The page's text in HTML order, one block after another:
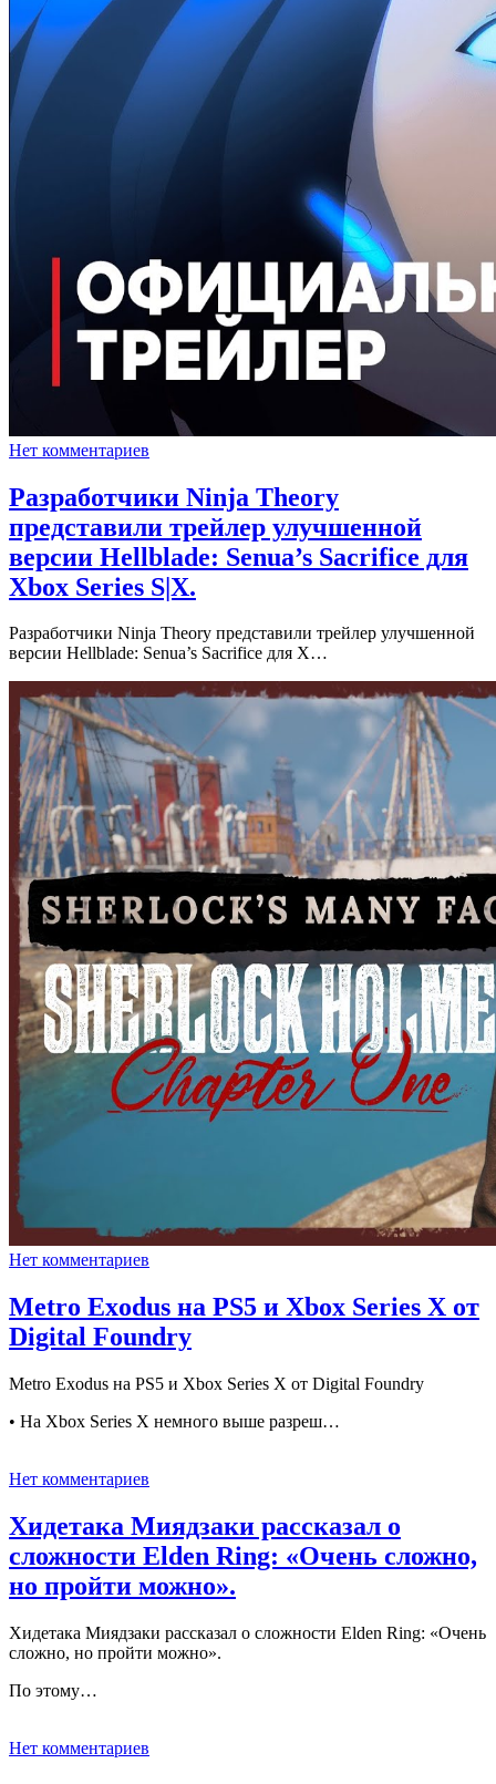
Нет комментариев
Разработчики Ninja Theory
представили трейлер улучшенной
версии Hellblade: Senua’s Sacrifice для
Xbox Series S|X.
Разработчики Ninja Theory представили трейлер улучшенной
версии Hellblade: Senua’s Sacrifice для X…
Нет комментариев
Metro Exodus на PS5 и Xbox Series X от
Digital Foundry
Metro Exodus на PS5 и Xbox Series X от Digital Foundry
• На Xbox Series X немного выше разреш…
Нет комментариев
Хидетака Миядзаки рассказал о
сложности Elden Ring: «Очень сложно,
но пройти можно».
Хидетака Миядзаки рассказал о сложности Elden Ring: «Очень
сложно, но пройти можно».
По этому…
Нет комментариев